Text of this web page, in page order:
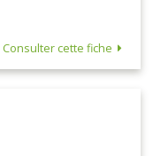
Consulter cette fiche